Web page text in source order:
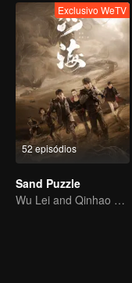
52 episódios
Exclusivo WeTV
Sand Puzzle
Wu Lei and Qinhao opens their adventure tour.